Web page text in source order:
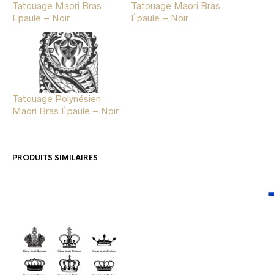
Tatouage Maori Bras
Epaule – Noir
Tatouage Maori Bras
Épaule – Noir
Tatouage Polynésien
Maori Bras Épaule – Noir
PRODUITS SIMILAIRES